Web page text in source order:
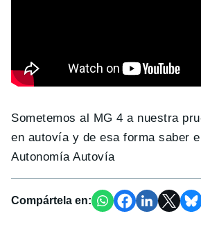
Sometemos al MG 4 a nuestra
en autovía y de esa forma saber
Autonomía Autovía
Compártela en: